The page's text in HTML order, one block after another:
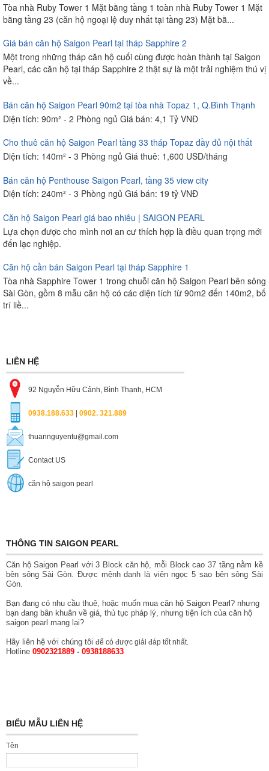
Tòa nhà Ruby Tower 1 Mặt bằng tầng 1 toàn nhà Ruby Tower 1 Mặt
bằng tầng 23 (căn hộ ngoại lệ duy nhất tại tầng 23) Mặt bằ...
Giá bán căn hộ Saigon Pearl tại tháp Sapphire 2
Một trong những tháp căn hộ cuối cùng được hoàn thành tại Saigon
Pearl, các căn hộ tại tháp Sapphire 2 thật sự là một trải nghiệm thú vị
về...
Bán căn hộ Saigon Pearl 90m2 tại tòa nhà Topaz 1, Q.Bình Thạnh
Diện tích: 90m² - 2 Phòng ngủ Giá bán: 4,1 Tỷ VNĐ
Cho thuê căn hộ Saigon Pearl tầng 33 tháp Topaz đầy đủ nội thất
Diện tích: 140m² - 3 Phòng ngủ Giá thuê: 1,600 USD/tháng
Bán căn hộ Penthouse Saigon Pearl, tầng 35 view city
Diện tích: 240m² - 3 Phòng ngủ Giá bán: 19 tỷ VNĐ
Căn hộ Saigon Pearl giá bao nhiêu | SAIGON PEARL
Lựa chọn được cho mình nơi an cư thích hợp là điều quan trọng mới
đến lạc nghiệp.
Căn hộ cần bán Saigon Pearl tại tháp Sapphire 1
Tòa nhà Sapphire Tower 1 trong chuỗi căn hộ Saigon Pearl bên sông
Sài Gòn, gồm 8 mẫu căn hộ có các diện tích từ 90m2 đến 140m2, bố
trí liề...
LIÊN HỆ
92 Nguyễn Hữu Cảnh, Bình Thạnh, HCM
0938.188.633 | 0902. 321.889
thuannguyentu@gmail.com
Contact US
căn hộ saigon pearl
THÔNG TIN SAIGON PEARL
Căn hộ Saigon Pearl với 3 Block căn hộ, mỗi Block cao 37 tầng nằm kề
bên sông Sài Gòn. Được mệnh danh là viên ngọc 5 sao bên sông Sài
Gòn.
Bạn đang có nhu cầu thuê, hoặc muốn mua căn hộ Saigon Pearl ? nhưng
bạn đang bân khuân về giá, thủ tục pháp lý, nhưng tiện ích của căn hộ
saigon pearl mang lại?
Hãy liên hệ với chúng tôi để có được giải đáp tốt nhất.
Hotline 0902321889 - 0938188633
BIỂU MẪU LIÊN HỆ
Tên